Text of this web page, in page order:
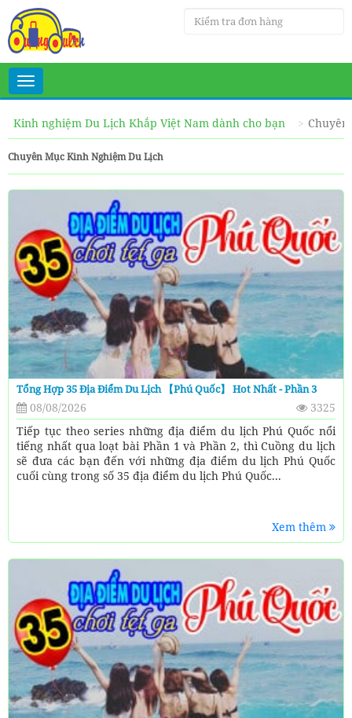
Toggle
navigation
Kinh nghiệm Du Lịch Khắp Việt Nam dành cho bạn
Chuyên Mục Kinh Nghiệm Du Lịch
Tổng Hợp 35 Địa Điểm Du Lịch 【Phú Quốc】 Hot Nhất - Phần 3
08/08/2026
3325
Tiếp tục theo series những địa điểm du lịch Phú Quốc nổi
tiếng nhất qua loạt bài Phần 1 và Phần 2, thì Cuồng du lịch
sẽ đưa các bạn đến với những địa điểm du lịch Phú Quốc
cuối cùng trong số 35 địa điểm du lịch Phú Quốc...
Xem thêm